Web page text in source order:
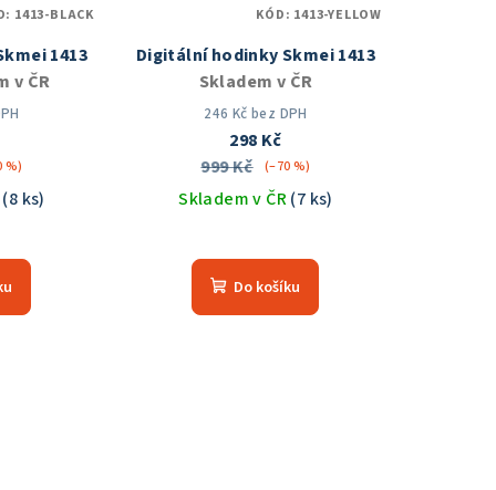
1413
v ČR
%)
(8 ks)
1413-BLACK
Digitální hodinky Skmei 1413
Skladem v ČR
246 Kč bez DPH
298 Kč
999 Kč
(–70 %)
Skladem v ČR(7 ks)
hodnocení
produktu
je
Do košíku
KÓD: 1413-YELLOW